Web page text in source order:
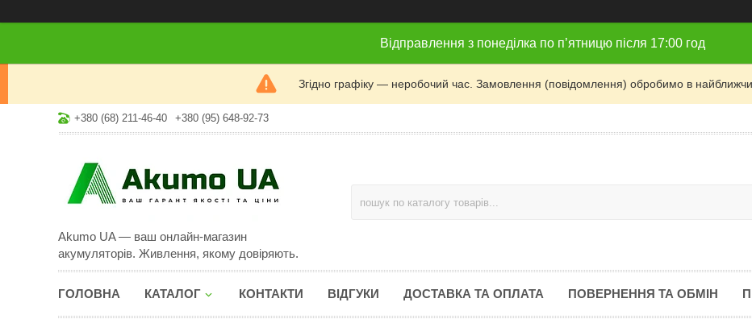
Відправлення з понеділка по п’ятницю після 17:00 год
Згідно графіку — неробочий час. Замовлення (повідомлення) обробимо в
+380 (68) 211-46-40 +380 (95) 648-92-73
Akumo UA — ваш онлайн-магазин
акумуляторів. Живлення, якому довіряють.
ГОЛОВНА КАТАЛОГ КОНТАКТИ ВІДГУКИ ДОСТАВКА ТА ОПЛАТА ПОВЕРНЕННЯ ТА ОБМІН